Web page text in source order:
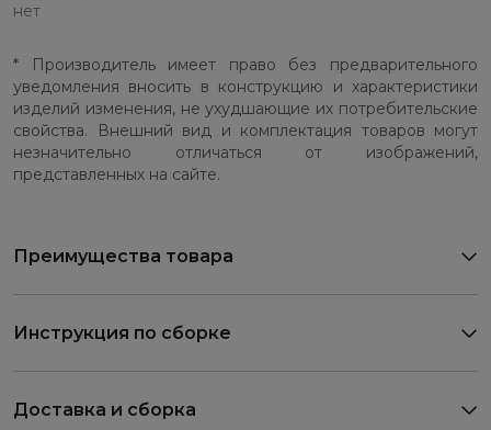
нет
* Производитель имеет право без предварительного
уведомления вносить в конструкцию и характеристики
изделий изменения, не ухудшающие их потребительские
свойства. Внешний вид и комплектация товаров могут
незначительно отличаться от изображений,
представленных на сайте.
Преимущества товара
Инструкция по сборке
Доставка и сборка